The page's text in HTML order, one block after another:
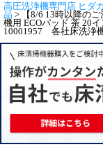
高圧洗浄機専門店 ヒダ
品 > 【8/6 13時以降の
機用 ECOパッド 茶 20
10001957 各社床洗浄